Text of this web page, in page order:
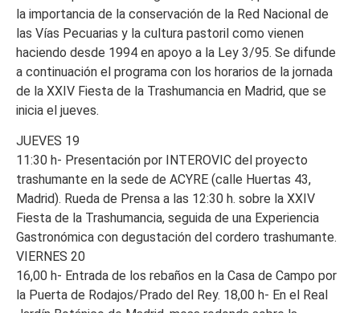
la importancia de la conservación de la Red Nacional de
las Vías Pecuarias y la cultura pastoril como vienen
haciendo desde 1994 en apoyo a la Ley 3/95. Se difunde
a continuación el programa con los horarios de la jornada
de la XXIV Fiesta de la Trashumancia en Madrid, que se
inicia el jueves.
JUEVES 19
11:30 h- Presentación por INTEROVIC del proyecto
trashumante en la sede de ACYRE (calle Huertas 43,
Madrid). Rueda de Prensa a las 12:30 h. sobre la XXIV
Fiesta de la Trashumancia, seguida de una Experiencia
Gastronómica con degustación del cordero trashumante.
VIERNES 20
16,00 h- Entrada de los rebaños en la Casa de Campo por
la Puerta de Rodajos/Prado del Rey. 18,00 h- En el Real